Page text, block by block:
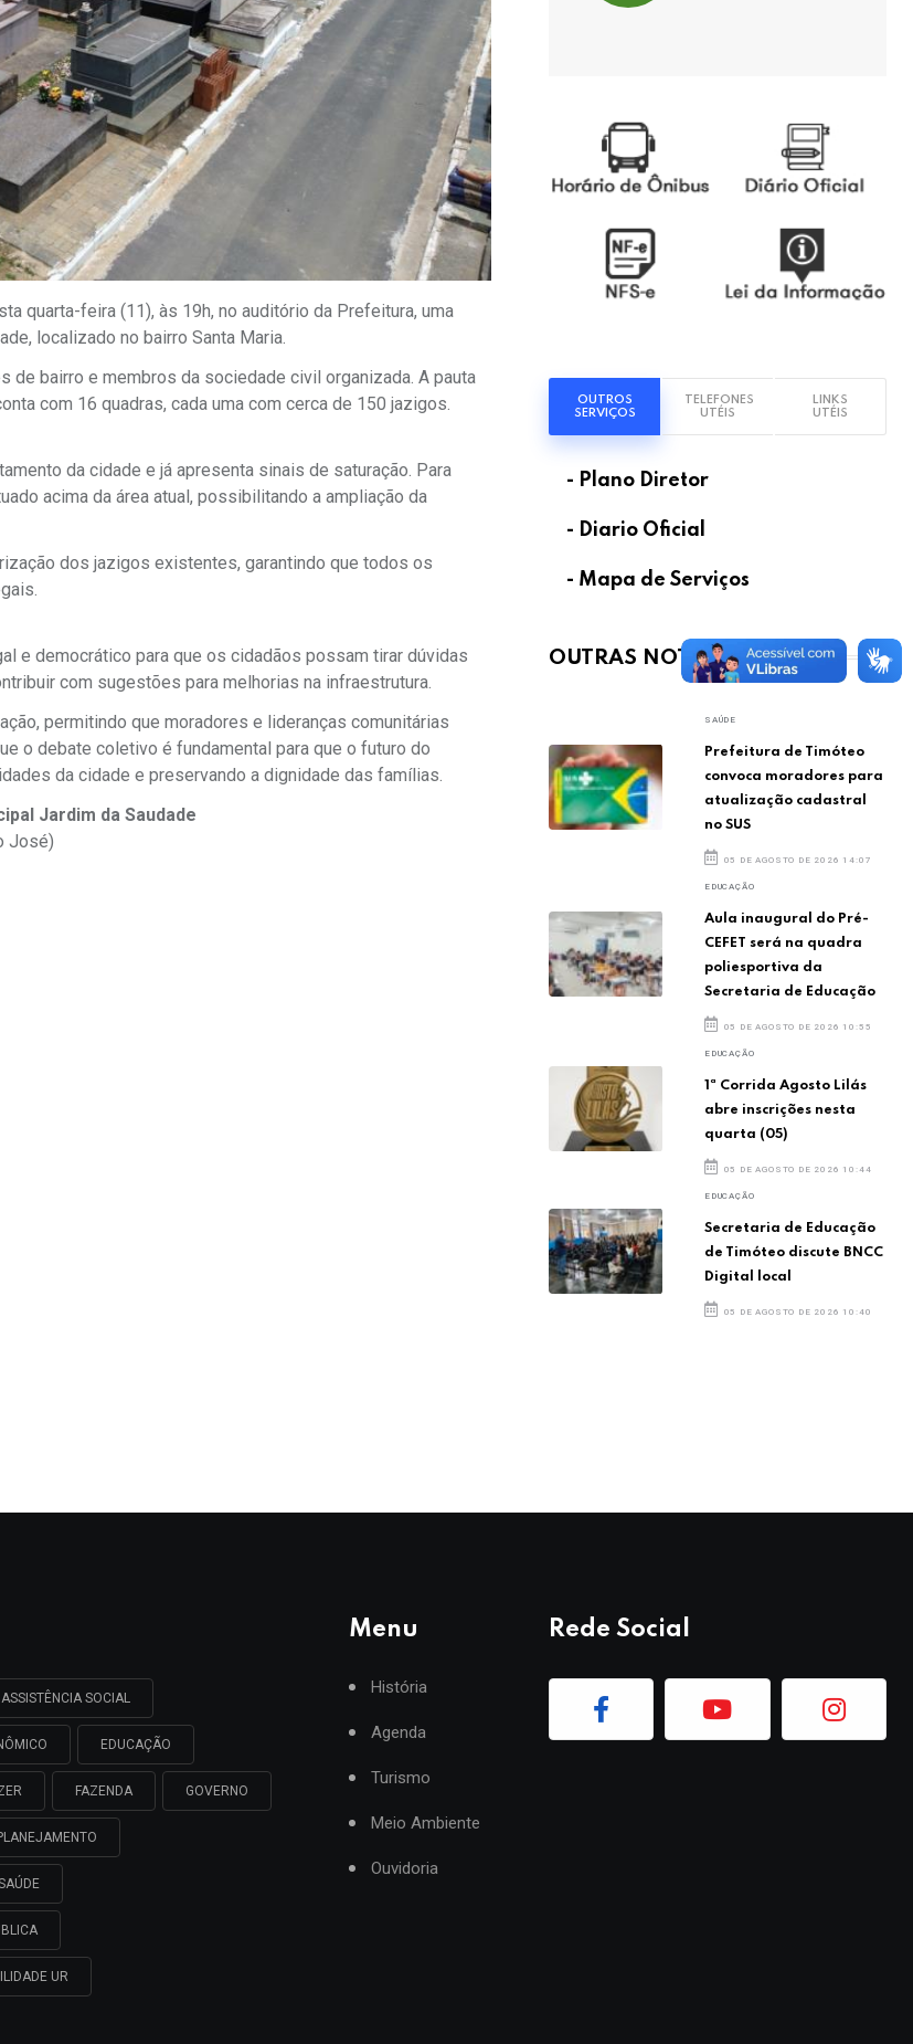
quarta-feira (11), às 19h, no auditório da Prefeitura, uma
localizado no bairro Santa Maria.
de bairro e membros da sociedade civil organizada. A pauta
com 16 quadras, cada uma com cerca de 150 jazigos.
da cidade e já apresenta sinais de saturação. Para
acima da área atual, possibilitando a ampliação da
dos jazigos existentes, garantindo que todos os
e democrático para que os cidadãos possam tirar dúvidas
com sugestões para melhorias na infraestrutura.
permitindo que moradores e lideranças comunitárias
o debate coletivo é fundamental para que o futuro do
da cidade e preservando a dignidade das famílias.
Jardim da Saudade
José)
OUTROS
SERVIÇOS
TELEFONES
UTÉIS
LINKS
UTÉIS
- Plano Diretor
- Diario Oficial
- Mapa de Serviços
OUTRAS NOTÍCIAS
SAÚDE
Prefeitura de Timóteo
convoca moradores para
atualização cadastral
no SUS
05 DE AGOSTO DE 2026 14:07
EDUCAÇÃO
Aula inaugural do Pré-
CEFET será na quadra
poliesportiva da
Secretaria de Educação
05 DE AGOSTO DE 2026 10:55
EDUCAÇÃO
1ª Corrida Agosto Lilás
abre inscrições nesta
quarta (05)
05 DE AGOSTO DE 2026 10:44
EDUCAÇÃO
Secretaria de Educação
de Timóteo discute BNCC
Digital local
05 DE AGOSTO DE 2026 10:40
ASSISTÊNCIA SOCIAL
EDUCAÇÃO
FAZENDA GOVERNO
UR
Menu
História
Agenda
Turismo
Meio Ambiente
Ouvidoria
Rede Social